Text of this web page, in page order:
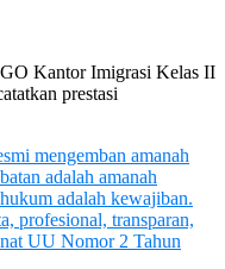
Kantor Imigrasi Kelas II
prestasi